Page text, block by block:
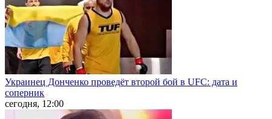
Украинец Донченко проведёт второй бой в UFC: дата и
соперник
сегодня, 12:00